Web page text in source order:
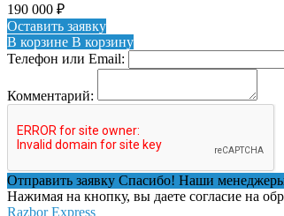
190 000 ₽
Оставить заявку
В корзине В корзину
Телефон или Email:
Комментарий:
Отправить заявку Спасибо! Наши
Нажимая на кнопку, вы даете согласие на
Razbor Express